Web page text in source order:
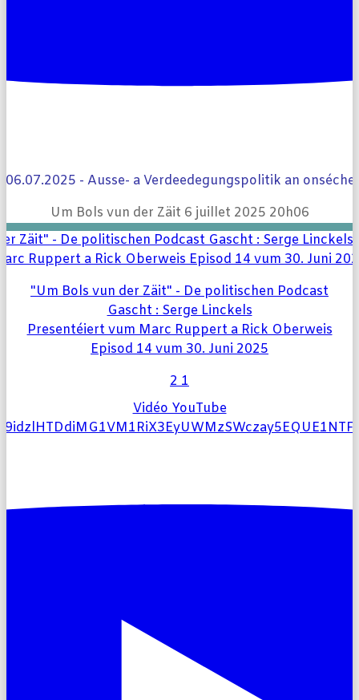
06.07.2025 - Ausse- a Verdeedegungspolitik an
Um Bols vun der Zäit 6 juillet 2025 20h06
"Um Bols vun der Zäit" - De politischen Podcast
Gascht : Serge Linckels
Presentéiert vum Marc Ruppert a Rick Oberweis
Episod 14 vum 30. Juni 2025
21
Vidéo YouTube